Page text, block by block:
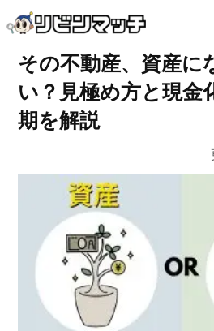
その不動産、資産に
い？見極め方と現金
期を解説